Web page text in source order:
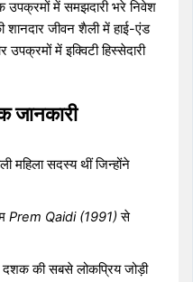
उपक्रमों में समझदारी भरे निवेश
जीवन शैली में हाई-एंड
में इक्विटी हिस्सेदारी
जानकारी
महिला सदस्य थीं जिन्होंने
Prem Qaidi (1991)से
दशक की सबसे लोकप्रिय जोड़ी